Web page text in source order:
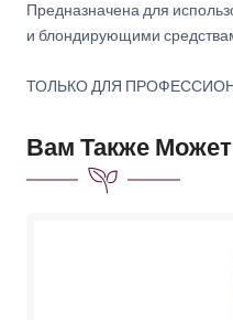
Предназначена для
и блондирующими
ТОЛЬКО ДЛЯ
Вам Также